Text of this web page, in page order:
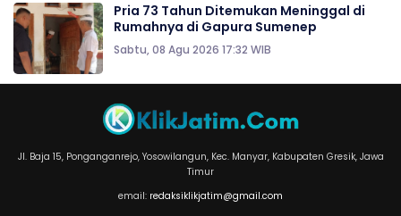
Pria 73 Tahun Ditemukan Meninggal di
Rumahnya di Gapura Sumenep
Sabtu, 08 Agu 2026 17:32 WIB
Jl. Baja 15, Ponganganrejo, Yosowilangun, Kec. Manyar, Kabupaten Gresik, Jawa
Timur
email: redaksiklikjatim@gmail.com